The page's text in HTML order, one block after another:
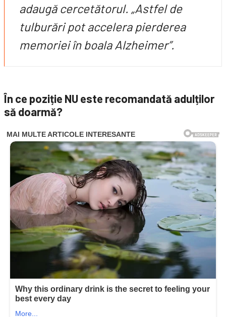
adaugă cercetătorul. „Astfel de
tulburări pot accelera pierderea
memoriei în boala Alzheimer”.
În ce poziție NU este recomandată adulților
să doarmă?